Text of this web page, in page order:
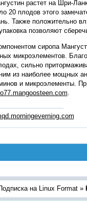
растет на Шри-
20 плодов этого
Также положительно
позволяют
сиропа
микроэлементов.
сильно
из наиболее мощных
и микроэлементы.
.
на Linux Format »